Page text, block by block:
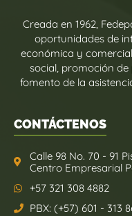
Creada en 1962,
oportunidades de
económica y
social, promoción
fomento de la
CONTÁCTENOS
Calle 98 No. 70 - 91
Centro Empresarial
+57 321 308 4882
PBX: (+57) 601 - 313